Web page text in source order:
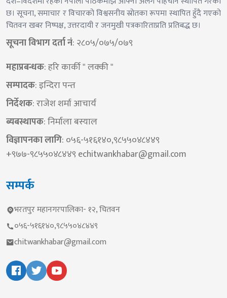
छ। सूचना, समाचार र विचारको विश्वसनीय स्रोतका रूपमा स्थापित हुँदै गएको
चितवन खबर निष्पक्ष, उत्तरदायी र जनमुखी पत्रकारिताप्रति प्रतिबद्ध छ।
सूचना विभाग दर्ता नं: २८०५/०७५/०७९
महाप्रबन्धक: हरि कार्की " लक्की "
सम्पादक: इन्दिरा पन्त
निर्देशक​: राजेश शर्मा आचार्य
ब्यबस्थापक: निर्माला बस्याल
विज्ञापनका लागि: ०५६-५१६१४०,९८५५०४८४४९
+९७७-९८५५०४८४४९ echitwankhabar@gmail.com
सम्पर्क
भरतपुर महानगरपालिका- १२, चितवन
०५६-५१६१४०,९८५५०४८४४९
chitwankhabar@gmail.com